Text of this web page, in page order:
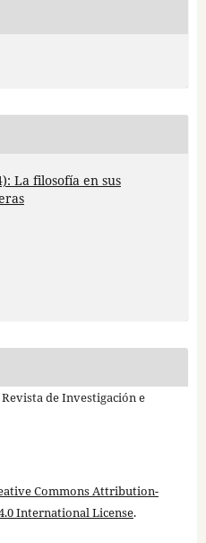
La filosofía en sus
de Investigación e
Commons Attribution-
International License.